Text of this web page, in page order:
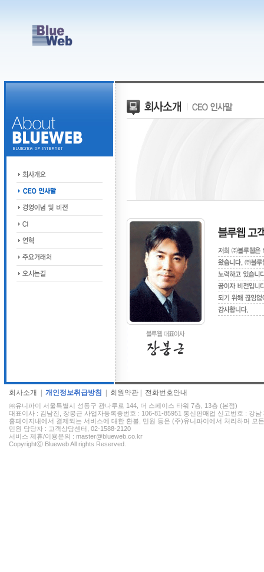
회사소개 개인정보취급방침 회원약관 전화번호안내
㈜유니파이 서울특별시 성동구 광나루로 144, 더 스페이스 타워 7층, 13층 (본점)
대표이사 : 김남진, 장봉근 사업자등록증번호 : 106-81-85951 통신판매업 신고번호 : 강남
홈페이지내에서 결제되는 서비스에 대한 환불, 민원 등은 (주)유니파이에서 처리하며 모
민원 담당자 : 고객상담센터, 02-1588-2120
서비스 제휴/이용문의 : master@blueweb.co.kr
Copyrightⓒ Blueweb All rights Reserved.